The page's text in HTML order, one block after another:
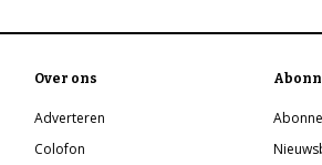
Over ons
Adverteren
Colofon